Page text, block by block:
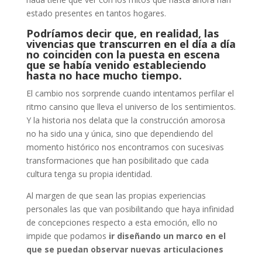
estado presentes en tantos hogares.
Podríamos decir que, en realidad, las
vivencias que transcurren en el día a día
no coinciden con la puesta en escena
que se había venido estableciendo
hasta no hace mucho tiempo.
El cambio nos sorprende cuando intentamos perfilar el
ritmo cansino que lleva el universo de los sentimientos.
Y la historia nos delata que la construcción amorosa
no ha sido una y única, sino que dependiendo del
momento histórico nos encontramos con sucesivas
transformaciones que han posibilitado que cada
cultura tenga su propia identidad.
Al margen de que sean las propias experiencias
personales las que van posibilitando que haya infinidad
de concepciones respecto a esta emoción, ello no
impide que podamos ir diseñando un marco en el
que se puedan observar nuevas articulaciones